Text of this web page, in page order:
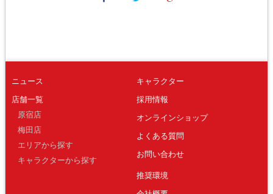
ニュース
店舗一覧
原宿店
梅田店
エリアから探す
キャラクターから探す
キャラクター
採用情報
オンラインショップ
よくある質問
お問い合わせ
推奨環境